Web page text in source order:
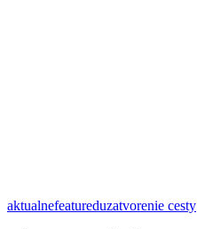
aktualnefeatureduzatvorenie cesty